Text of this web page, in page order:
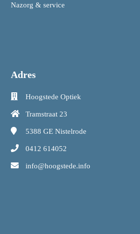
Nazorg & service
Adres
Hoogstede Optiek
Tramstraat 23
5388 GE Nistelrode
0412 614052
info@hoogstede.info